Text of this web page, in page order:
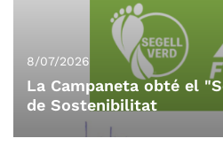
8/07/2026
La Campaneta obté el
de Sostenibilitat